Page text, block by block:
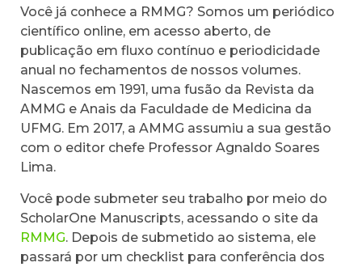
Você já conhece a RMMG? Somos um periódico
científico online, em acesso aberto, de
publicação em fluxo contínuo e periodicidade
anual no fechamentos de nossos volumes.
Nascemos em 1991, uma fusão da Revista da
AMMG e Anais da Faculdade de Medicina da
UFMG. Em 2017, a AMMG assumiu a sua gestão
com o editor chefe Professor Agnaldo Soares
Lima.
Você pode submeter seu trabalho por meio do
ScholarOne Manuscripts, acessando o site da
RMMG. Depois de submetido ao sistema, ele
passará por um checklist para conferência dos